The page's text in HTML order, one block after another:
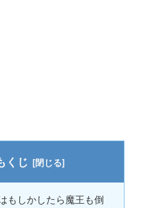
くじ
もしかしたら魔王も倒